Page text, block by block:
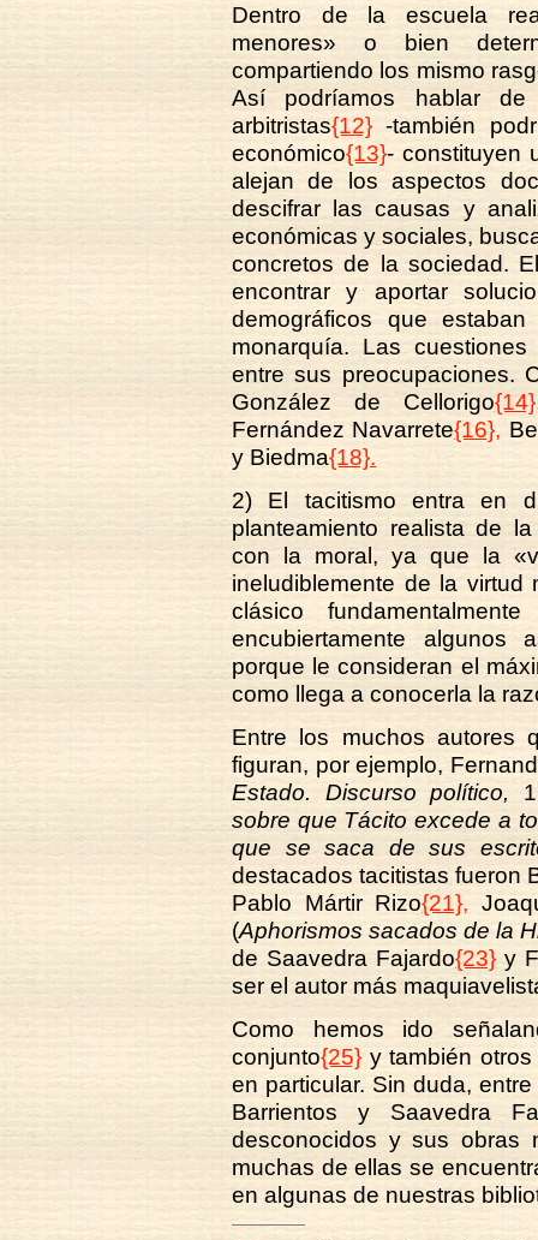
Dentro de la escuela
menores» o bien
compartiendo los mismo
Así podríamos hablar
arbitristas{12} -también
económico{13}- constituyen
alejan de los aspectos
descifrar las causas y
económicas y sociales,
concretos de la sociedad.
encontrar y aportar
demográficos que
monarquía. Las
entre sus preocupaciones.
González de Cellorigo
Fernández Navarrete{16},
y Biedma{18}.
2) El tacitismo entra en
planteamiento realista de
con la moral, ya que la
ineludiblemente de la virtud
clásico
encubiertamente algunos
porque le consideran el
como llega a conocerla la
Entre los muchos autores
figuran, por ejemplo,
Estado. Discurso político,
sobre que Tácito excede a
que se saca de sus
destacados tacitistas fueron
Pablo Mártir Rizo{21},
(Aphorismos sacados de la
de Saavedra Fajardo{23} y
ser el autor más
Como hemos ido
conjunto{25} y también
en particular. Sin duda,
Barrientos y Saavedra
desconocidos y sus obras
muchas de ellas se
en algunas de nuestras